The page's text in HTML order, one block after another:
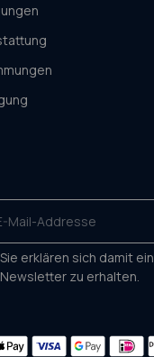
Sie erklären sich damit
Newsletter zu erhalten.